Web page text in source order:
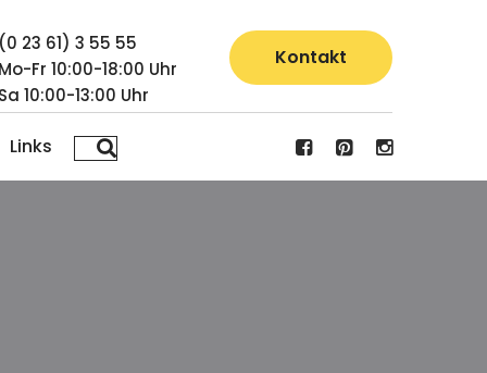
23 61) 3 55 55
Fr 10:00-18:00 Uhr
10:00-13:00 Uhr
Kontakt
Links